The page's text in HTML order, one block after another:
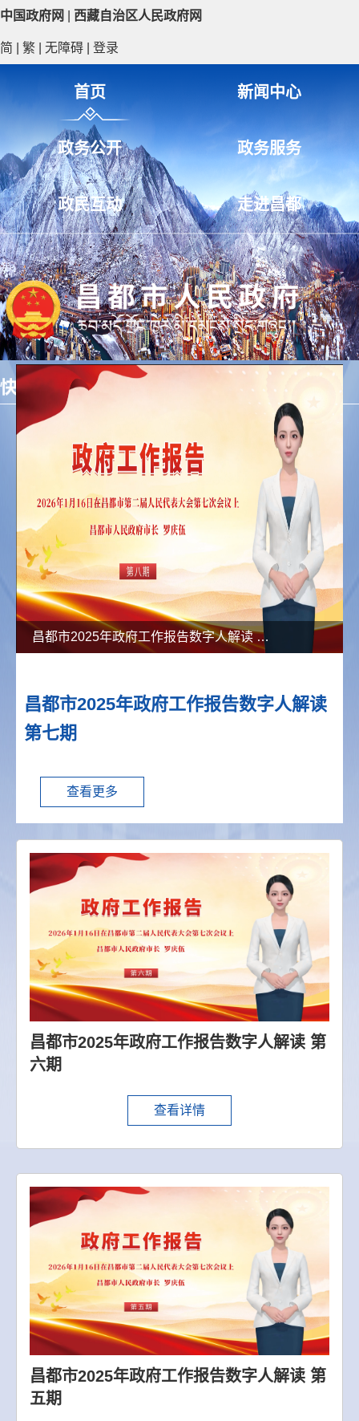
中国政府网 西藏自治区人民政府网
简 繁 无障碍 登录
首页 新闻中心
政务公开 政务服务
政民互动 走进昌都
昌都市2025年政府工作报告数字人解读 第八期
昌都市2025年政府工作报告数字人解读
第七期
查看更多
昌都市2025年政府工作报告数字人解读 第
六期
查看详情
昌都市2025年政府工作报告数字人解读 第
五期